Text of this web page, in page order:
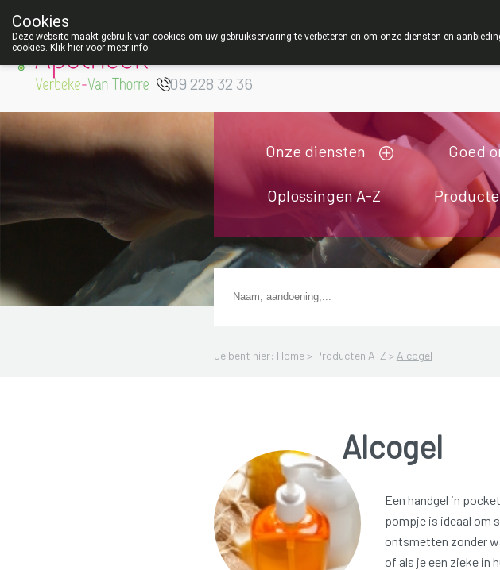
Apotheek Verbeke
09 228 32 36
Onze diensten Goed
Oplossingen A-Z
Je bent hier: Home > Producten A-Z > Alcogel
Alcogel
Een handgel in
pompje is ideaal om
ontsmetten zonder
of als je een zieke in
Cookies
Deze website maakt gebruik van cookies om uw gebruikservaring te verbeteren en om onze diensten en
cookies. Klik hier voor meer info.